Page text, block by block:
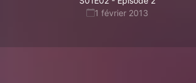
1 février 2013